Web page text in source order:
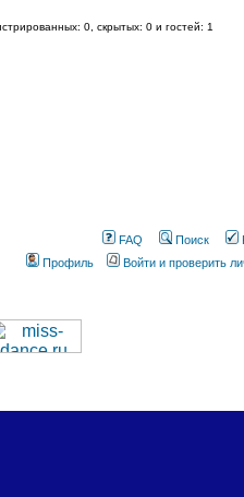
0, скрытых: 0 и гостей: 1
FAQ Поиск
Профиль
Войти и проверить